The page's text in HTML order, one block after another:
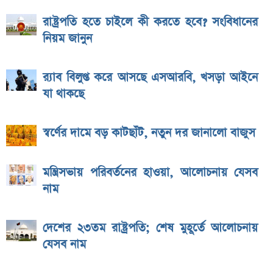
রাষ্ট্রপতি হতে চাইলে কী করতে হবে? সংবিধানের
নিয়ম জানুন
র‌্যাব বিলুপ্ত করে আসছে এসআরবি, খসড়া আইনে
যা থাকছে
স্বর্ণের দামে বড় কাটছাঁট, নতুন দর জানালো বাজুস
মন্ত্রিসভায় পরিবর্তনের হাওয়া, আলোচনায় যেসব
নাম
দেশের ২৩তম রাষ্ট্রপতি; শেষ মুহূর্তে আলোচনায়
যেসব নাম